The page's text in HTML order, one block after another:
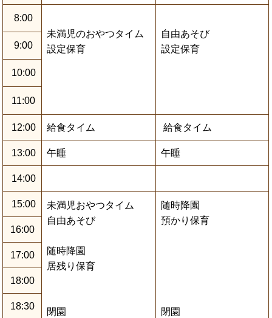
8:00
未満児のおやつタイム
設定保育
自由あそび
設定保育
9:00
10:00
11:00
12:00 給食タイム 給食タイム
13:00 午睡 午睡
14:00
15:00
未満児おやつタイム
自由あそび
随時降園
居残り保育
閉園
随時降園
預かり保育
閉園
16:00
17:00
18:00
18:30